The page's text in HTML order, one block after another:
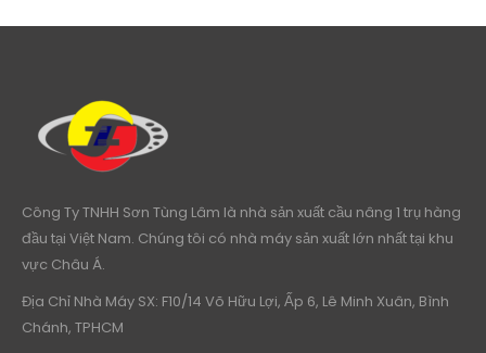
Công Ty TNHH Sơn Tùng Lâm là nhà sản xuất cầu nâng 1 trụ hàng
đầu tại Việt Nam. Chúng tôi có nhà máy sản xuất lớn nhất tại khu
vực Châu Á.
Địa Chỉ Nhà Máy SX: F10/14 Võ Hữu Lợi, Ấp 6, Lê Minh Xuân, Bình
Chánh, TPHCM